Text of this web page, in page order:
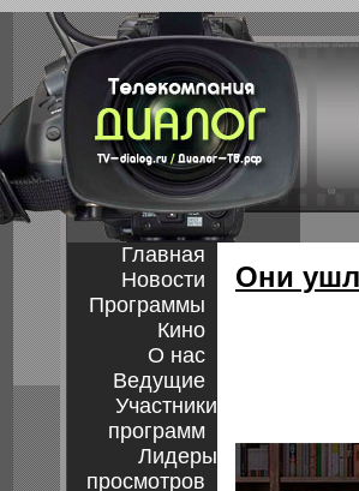
Главная
Новости
Программы
Кино
О нас
Ведущие
Участники
программ
Лидеры
просмотров
Они